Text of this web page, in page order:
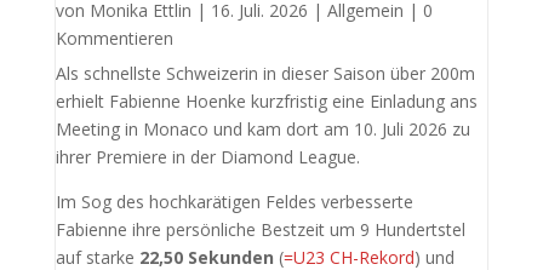
von Monika Ettlin | 16. Juli. 2026 | Allgemein | 0
Kommentieren
Als schnellste Schweizerin in dieser Saison über 200m
erhielt Fabienne Hoenke kurzfristig eine Einladung ans
Meeting in Monaco und kam dort am 10. Juli 2026 zu
ihrer Premiere in der Diamond League.
Im Sog des hochkarätigen Feldes verbesserte
Fabienne ihre persönliche Bestzeit um 9 Hundertstel
auf starke 22,50 Sekunden (=U23 CH-Rekord) und